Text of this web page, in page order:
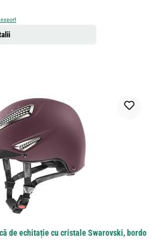
de echitație cu cristale Swarovski, bordo